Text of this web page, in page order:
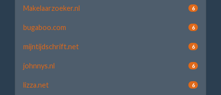
Makelaarzoeker.nl 6
bugaboo.com 6
mijntijdschrift.net 6
johnnys.nl 6
lizza.net 6